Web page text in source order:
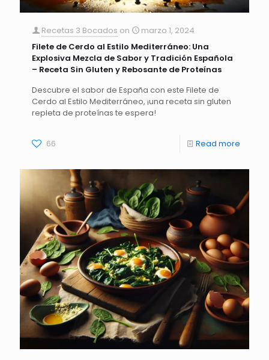
Recetas 3 Bocados on
marzo 1, 2024
Filete de Cerdo al Estilo Mediterráneo: Una
Explosiva Mezcla de Sabor y Tradición Española
– Receta Sin Gluten y Rebosante de Proteínas
Descubre el sabor de España con este Filete de
Cerdo al Estilo Mediterráneo, ¡una receta sin gluten
repleta de proteínas te espera!
66 Read more